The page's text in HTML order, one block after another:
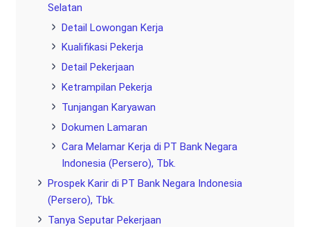
Selatan
Detail Lowongan Kerja
Kualifikasi Pekerja
Detail Pekerjaan
Ketrampilan Pekerja
Tunjangan Karyawan
Dokumen Lamaran
Cara Melamar Kerja di PT Bank Negara
Indonesia (Persero), Tbk.
Prospek Karir di PT Bank Negara Indonesia
(Persero), Tbk.
Tanya Seputar Pekerjaan